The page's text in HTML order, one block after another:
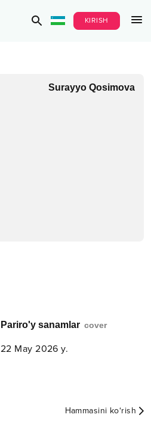
KIRISH
Surayyo Qosimova
Pariro'y sanamlar cover
22 May 2026 y.
Hammasini ko‘rish